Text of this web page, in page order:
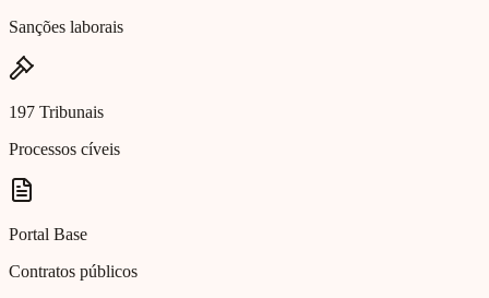
Sanções laborais
197 Tribunais
Processos cíveis
Portal Base
Contratos públicos